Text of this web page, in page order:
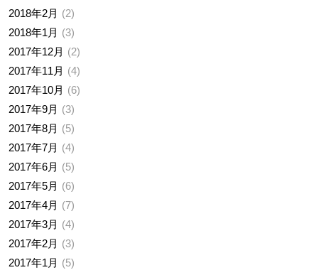
2018年2月
2
2018年1月
3
2017年12月
2
2017年11月
4
2017年10月
6
2017年9月
3
2017年8月
5
2017年7月
4
2017年6月
5
2017年5月
6
2017年4月
7
2017年3月
4
2017年2月
3
2017年1月
5